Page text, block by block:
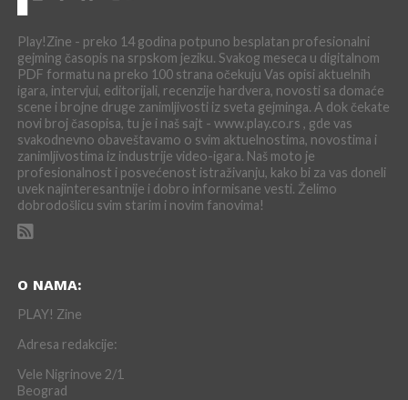
Play!Zine - preko 14 godina potpuno besplatan profesionalni
gejming časopis na srpskom jeziku. Svakog meseca u digitalnom
PDF formatu na preko 100 strana očekuju Vas opisi aktuelnih
igara, intervjui, editorijali, recenzije hardvera, novosti sa domaće
scene i brojne druge zanimljivosti iz sveta gejminga. A dok čekate
novi broj časopisa, tu je i naš sajt - www.play.co.rs , gde vas
svakodnevno obaveštavamo o svim aktuelnostima, novostima i
zanimljivostima iz industrije video-igara. Naš moto je
profesionalnost i posvećenost istraživanju, kako bi za vas doneli
uvek najinteresantnije i dobro informisane vesti. Želimo
dobrodošlicu svim starim i novim fanovima!
O NAMA:
PLAY! Zine
Adresa redakcije:
Vele Nigrinove 2/1
Beograd